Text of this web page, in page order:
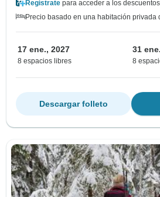
Regístrate para acceder a los descuentos
Precio basado en una habitación privada
17 ene., 2027
8 espacios libres
31
8
Descargar folleto